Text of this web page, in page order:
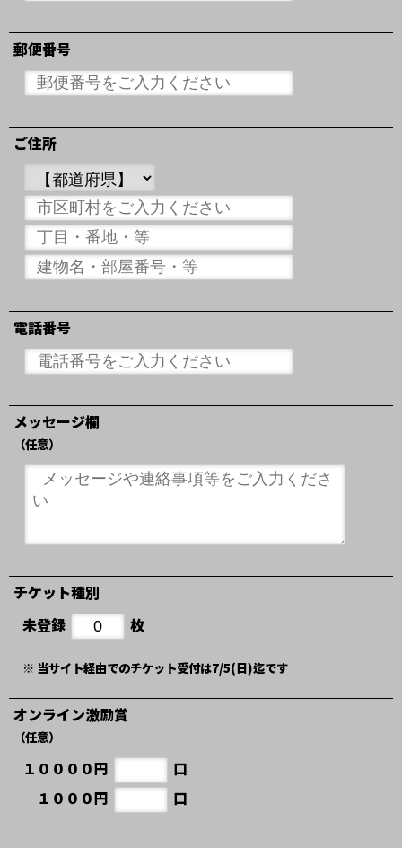
郵便番号
ご住所
電話番号
メッセージ欄
（任意）
チケット種別
未登録
枚
※ 当サイト経由でのチケット受付は7/5(日)迄です
オンライン激励賞
（任意）
１００００円
口
１０００円
口